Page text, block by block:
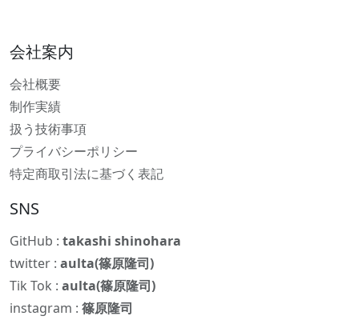
会社案内
会社概要
制作実績
扱う技術事項
プライバシーポリシー
特定商取引法に基づく表記
SNS
GitHub : takashi shinohara
twitter : aulta(篠原隆司)
Tik Tok : aulta(篠原隆司)
instagram : 篠原隆司